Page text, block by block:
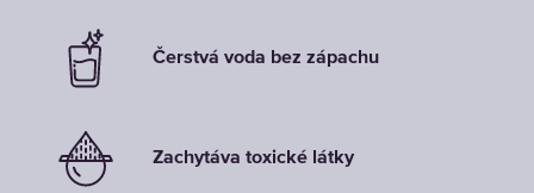
Čerstvá voda bez zápachu
Zachytáva toxické látky